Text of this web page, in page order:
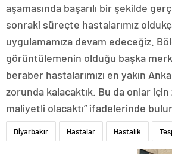
aşamasında başarılı bir şekilde
sonraki süreçte hastalarımız
uygulamamıza devam edeceğiz.
görüntülemenin olduğu başka
beraber hastalarımızı en yakın
zorunda kalacaktık. Bu da onlar için
maliyetli olacaktı” ifadelerinde
Diyarbakır Hastalar Hastalık